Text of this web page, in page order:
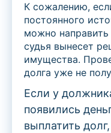
К сожалению,
постоянного
можно направить
судья вынесет
имущества.
долга уже не
Если у
появились
выплатить